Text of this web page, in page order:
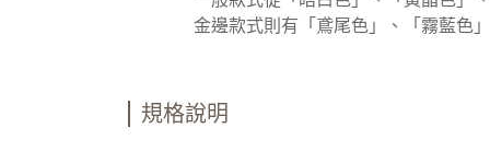
金邊款式則有「鳶尾色」、「霧藍色」
規格說明